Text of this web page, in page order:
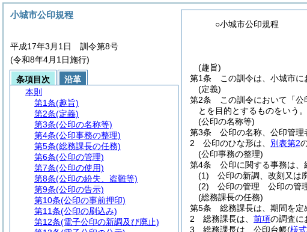
○小城市公印規程
(趣旨)
第1条
この訓令は、小城市
(定義)
第2条
この訓令において「
とを目的とするものをいう。
(公印の名称等)
第3条
公印の名称、公印管理
2
公印のひな形は、 別表第2
(公印事務の整理)
第4条
公印に関する事務は、
(1)
公印の新調、改刻又
(2)
公印の管理 公印の管
(総務課長の任務)
第5条
総務課長は、期間を定
2
総務課長は、 前項の調査に
3
総務課長は、公印台帳(様
小城市公印規程
平成17年3月1日 訓令第8号
(令和8年4月1日施行)
条項目次
沿革
本則
第1条(趣旨)
第2条(定義)
第3条(公印の名称等)
第4条(公印事務の整理)
第5条(総務課長の任務)
第6条(公印の管理)
第7条(公印の使用)
第8条(公印の紛失、盗難等)
第9条(公印の告示)
第10条(公印の事前押印)
第11条(公印の刷込み)
第12条(電子公印の新調及び廃止)